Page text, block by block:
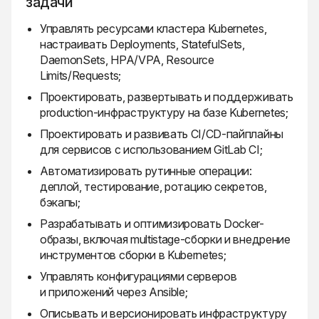
Управлять ресурсами кластера Kubernetes,
настраивать Deployments, StatefulSets,
DaemonSets, HPA/VPA, Resource
Limits/Requests;
Проектировать, развертывать и поддерживать
production-инфраструктуру на базе Kubernetes;
Проектировать и развивать CI/CD-пайплайны
для сервисов с использованием GitLab CI;
Автоматизировать рутинные операции:
деплой, тестирование, ротацию секретов,
бэкапы;
Разрабатывать и оптимизировать Docker-
образы, включая multistage-сборки и внедрение
инструментов сборки в Kubernetes;
Управлять конфигурациями серверов
и приложений через Ansible;
Описывать и версионировать инфраструктуру